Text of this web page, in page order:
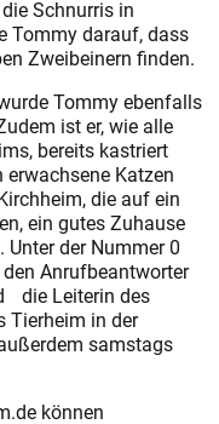
Schnurris in
Tommy darauf, dass
Zweibeinern finden.
Tommy ebenfalls
ist er, wie alle
bereits kastriert
Katzen
die auf ein
ein gutes Zuhause
der Nummer 0
Anrufbeantworter
die ­Leiterin des
Tierheim in der
samstags
können